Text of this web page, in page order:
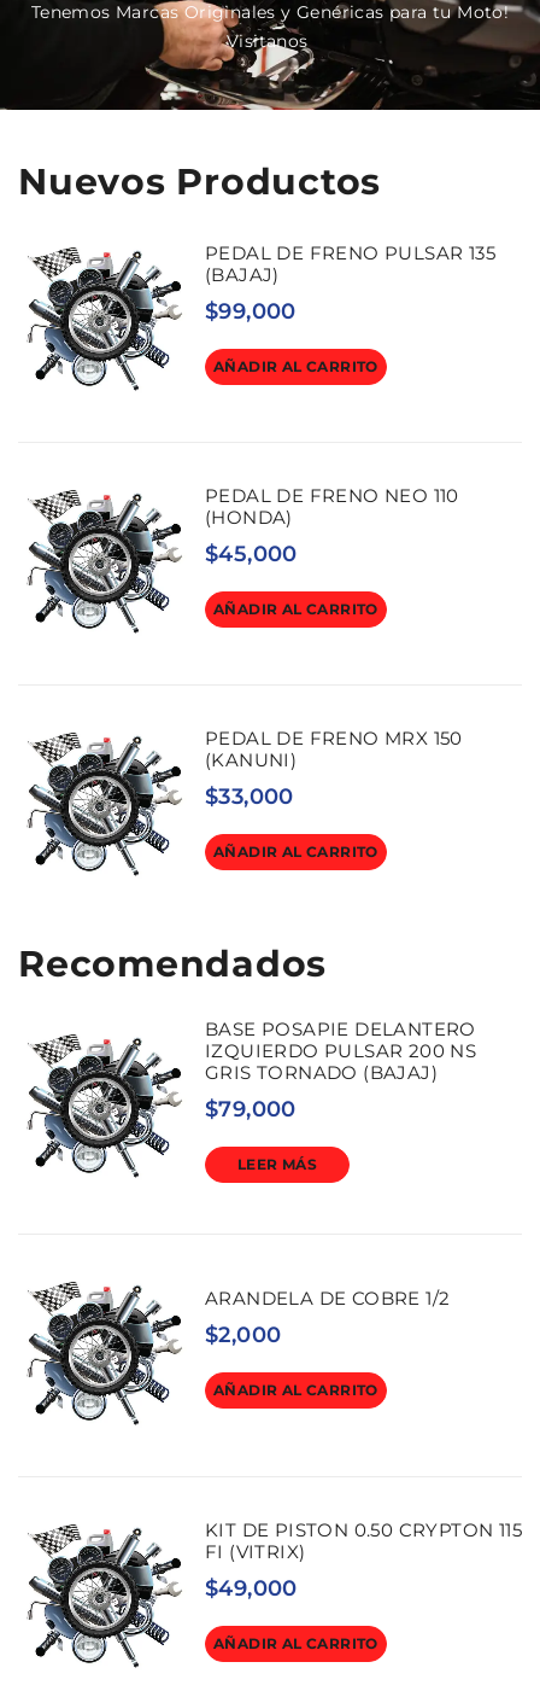
Tenemos Marcas Originales y Genéricas para tu Moto!
Visitanos
Nuevos Productos
PEDAL DE FRENO PULSAR 135
(BAJAJ)
$99,000
AÑADIR AL CARRITO
PEDAL DE FRENO NEO 110
(HONDA)
$45,000
AÑADIR AL CARRITO
PEDAL DE FRENO MRX 150
(KANUNI)
$33,000
AÑADIR AL CARRITO
Recomendados
BASE POSAPIE DELANTERO
IZQUIERDO PULSAR 200 NS
GRIS TORNADO (BAJAJ)
$79,000
LEER MÁS
ARANDELA DE COBRE 1/2
$2,000
AÑADIR AL CARRITO
KIT DE PISTON 0.50 CRYPTON 115
FI (VITRIX)
$49,000
AÑADIR AL CARRITO